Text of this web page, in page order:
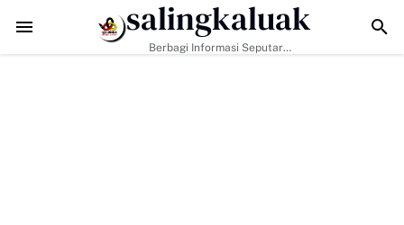
Data Sosial Jadi Kunci, Hj. Aida Dorong Nagari Aktif Pastikan
salingkaluak
Berbagi Informasi Seputar